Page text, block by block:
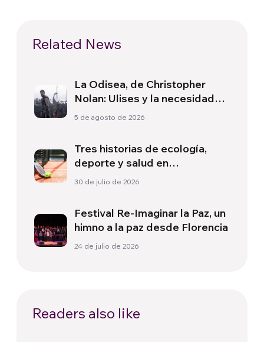
Related News
La Odisea, de Christopher
Nolan: Ulises y la necesidad
de un nuevo amanecer
5 de agosto de 2026
Tres historias de ecología,
deporte y salud en
Sudamérica
30 de julio de 2026
Festival Re-Imaginar la Paz, un
himno a la paz desde Florencia
24 de julio de 2026
Readers also like